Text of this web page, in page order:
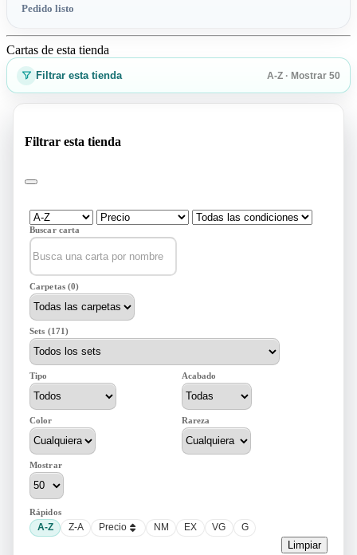
Pedido listo
Cartas de esta tienda
Filtrar esta tienda A-Z · Mostrar 50
Filtrar esta tienda
Buscar carta
Carpetas (0)
Sets (171)
Tipo Acabado
Color Rareza
Mostrar
Rápidos
A-Z Z-A Precio NM EX VG G
Limpiar